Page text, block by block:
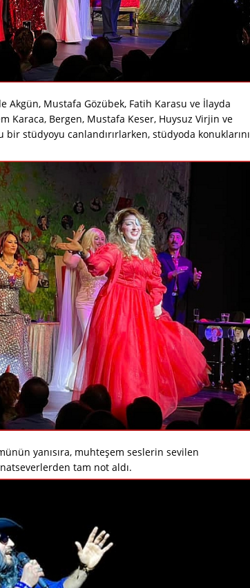
Akgün, Mustafa Gözübek, Fatih Karasu ve İlayda
Karaca, Bergen, Mustafa Keser, Huysuz Virjin ve
bir stüdyoyu canlandırırlarken, stüdyoda konuklarını
yanısıra, muhteşem seslerin sevilen
tam not aldı.